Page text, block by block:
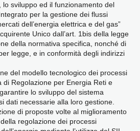
lo sviluppo ed il funzionamento del
per la gestione dei flussi
dell’energia elettrica e del gas”
Unico dall’art. 1bis della legge
della normativa specifica, nonché di
legge, e in conformità degli indirizzi
del modello tecnologico dei processi
di Regolazione per Energia Reti e
lo sviluppo del sistema
dati necessarie alla loro gestione.
di proposte volte al miglioramento
regolazione dei processi